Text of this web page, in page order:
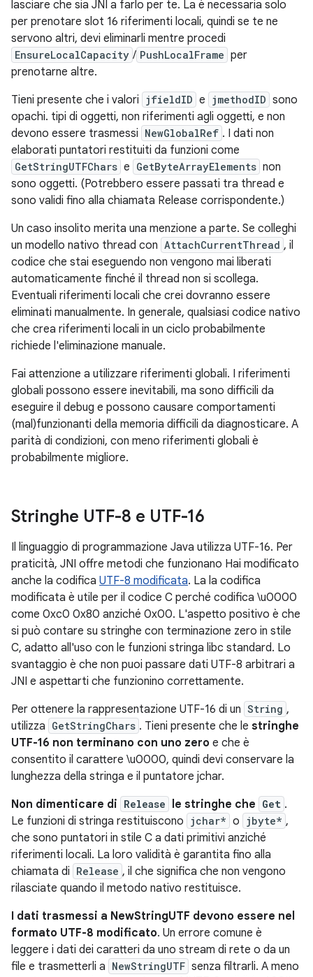
lasciare che sia JNI a farlo per te. La è necessaria solo
per prenotare slot 16 riferimenti locali, quindi se te ne
servono altri, devi eliminarli mentre procedi
EnsureLocalCapacity / PushLocalFrame per
prenotarne altre.
Tieni presente che i valori jfieldID e jmethodID sono
opachi. tipi di oggetti, non riferimenti agli oggetti, e non
devono essere trasmessi NewGlobalRef . I dati non
elaborati puntatori restituiti da funzioni come
GetStringUTFChars e GetByteArrayElements non
sono oggetti. (Potrebbero essere passati tra thread e
sono validi fino alla chiamata Release corrispondente.)
Un caso insolito merita una menzione a parte. Se colleghi
un modello nativo thread con AttachCurrentThread , il
codice che stai eseguendo non vengono mai liberati
automaticamente finché il thread non si scollega.
Eventuali riferimenti locali che crei dovranno essere
eliminati manualmente. In generale, qualsiasi codice nativo
che crea riferimenti locali in un ciclo probabilmente
richiede l'eliminazione manuale.
Fai attenzione a utilizzare riferimenti globali. I riferimenti
globali possono essere inevitabili, ma sono difficili da
eseguire il debug e possono causare comportamenti
(mal)funzionanti della memoria difficili da diagnosticare. A
parità di condizioni, con meno riferimenti globali è
probabilmente migliore.
Stringhe UTF-8 e UTF-16
Il linguaggio di programmazione Java utilizza UTF-16. Per
praticità, JNI offre metodi che funzionano Hai modificato
anche la codifica UTF-8 modificata. La la codifica
modificata è utile per il codice C perché codifica \u0000
come 0xc0 0x80 anziché 0x00. L'aspetto positivo è che
si può contare su stringhe con terminazione zero in stile
C, adatto all'uso con le funzioni stringa libc standard. Lo
svantaggio è che non puoi passare dati UTF-8 arbitrari a
JNI e aspettarti che funzionino correttamente.
Per ottenere la rappresentazione UTF-16 di un String ,
utilizza GetStringChars . Tieni presente che le stringhe
UTF-16 non terminano con uno zero e che è
consentito il carattere \u0000, quindi devi conservare la
lunghezza della stringa e il puntatore jchar.
Non dimenticare di Release le stringhe che Get .
Le funzioni di stringa restituiscono jchar* o jbyte* ,
che sono puntatori in stile C a dati primitivi anziché
riferimenti locali. La loro validità è garantita fino alla
chiamata di Release , il che significa che non vengono
rilasciate quando il metodo nativo restituisce.
I dati trasmessi a NewStringUTF devono essere nel
formato UTF-8 modificato. Un errore comune è
leggere i dati dei caratteri da uno stream di rete o da un
file e trasmetterli a NewStringUTF senza filtrarli. A meno